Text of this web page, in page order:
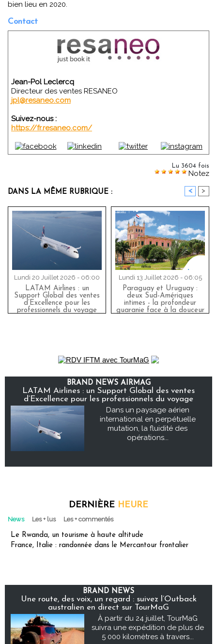
bien lieu en 2020.
Contact
Jean-Pol Leclercq
Directeur des ventes RESANEO
jpl@resaneo.com
Suivez-nous :
https://fr.resaneo.com/
Lu 3604 fois
Notez
DANS LA MÊME RUBRIQUE : < >
Lundi 20 Juillet 2026 - 06:00
LATAM Airlines : un
Support Global des ventes
d’Excellence pour les
professionnels du voyage
Lundi 13 Juillet 2026 - 06:05
Paraguay et Uruguay :
deux Sud-Amériques
intimes - la profondeur
guaranie face à la douceur
BRAND NEWS AIRMAG
LATAM Airlines : un Support Global des ventes
d’Excellence pour les professionnels du voyage
Dans un paysage aérien
international en perpétuelle
mutation, la fluidité des
opérations...
DERNIÈRE HEURE
News Les + lus Les + commentés
Le Rwanda, un tourisme à haute altitude
France, Italie : randonnée dans le Mercantour frontalier
BRAND NEWS
Une route, des voix, un regard : suivez l’Outback
australien en direct sur TourMaG
À partir du 24 juillet, TourMaG
suivra une expédition de plus de
5 000 kilomètres à travers...